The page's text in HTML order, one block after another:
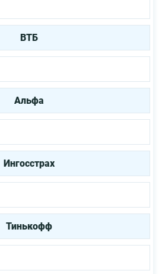
ВТБ
Альфа
Ингосстрах
Тинькофф